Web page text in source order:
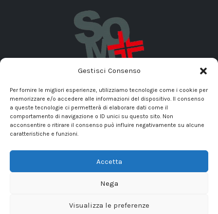
Gestisci Consenso
Per fornire le migliori esperienze, utilizziamo tecnologie come i cookie per
memorizzare e/o accedere alle informazioni del dispositivo. Il consenso
a queste tecnologie ci permetterà di elaborare dati come il
comportamento di navigazione o ID unici su questo sito. Non
acconsentire o ritirare il consenso può influire negativamente su alcune
caratteristiche e funzioni.
Accetta
Nega
Visualizza le preferenze
HomeL'AziendaProdottiServiziNewsContatti
Publipress srl